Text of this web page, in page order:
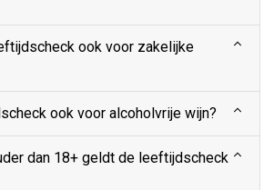
ook voor zakelijke
ook voor alcoholvrije wijn?
dan 18+ geldt de leeftijdscheck